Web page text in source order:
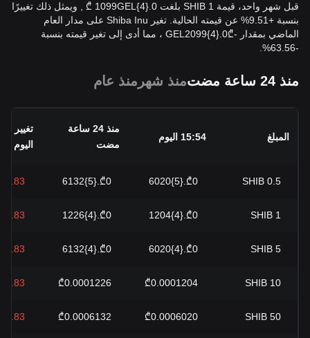
قبل شهر واحد، قيمة 1 SHIB بلغت 0.{4}1099GEL ₾ , ويمثل ذلك تغييرًا
بنسبة +9.51% عن قيمته الحالية. تغير Shiba Inu على مدار العام
الماضي بمقدار -
₾
0.{4}2099
GEL ، مما أدى إلى تغير قيمته بنسبة
-63.56%.
منذ 24 ساعة مضت منذ شهر منذ عام
المبلغ 15:54 اليوم
منذ 24 ساعة
مضت
تغيير
اليوم
0.5
SHIB
₾0.{5}6020
₾0.{5}6132
1
SHIB
₾0.{4}1204
₾0.{4}1226
5
SHIB
₾0.{4}6020
₾0.{4}6132
10
SHIB
₾0.0001204
₾0.0001226
50
SHIB
₾0.0006020
₾0.0006132